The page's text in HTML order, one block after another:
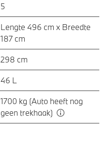
5
Lengte 496 cm x Breedte
187 cm
298 cm
46 L
1700 kg (Auto heeft nog
geen trekhaak)